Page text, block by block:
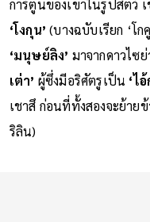
การ์ตูนของเขาในรูปสัตว์
‘โงกุน’ (บางฉบับเรียก ‘โ
‘มนุษย์ลิง’ มาจากดาวไซ
เต่า’ ผู้ซึ่งมีอริศัตรูเป็น ‘ไ
เชาสึ ก่อนที่ทั้งสองจะย้าย
ริลิน)